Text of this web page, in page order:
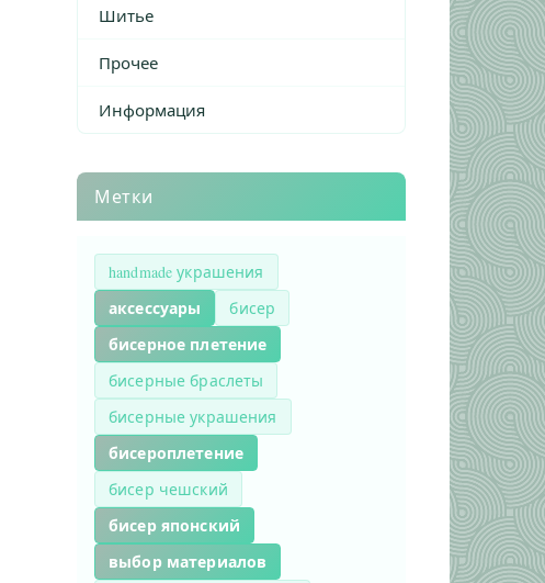
Шитье
Прочее
Информация
Метки
handmade украшения
аксессуары бисер
бисерное плетение
бисерные браслеты
бисерные украшения
бисероплетение
бисер чешский
бисер японский
выбор материалов